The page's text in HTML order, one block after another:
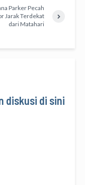
Parker Pecah
Jarak Terdekat
dari Matahari
diskusi di sini